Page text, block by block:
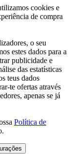
cookies e
de compra
o seu
estes dados para a
publicidade e
das estatísticas
teus dados
te ofertas através
apenas se já
Política de